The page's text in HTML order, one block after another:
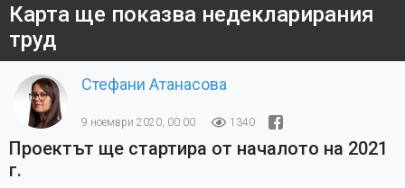
Карта ще показва недекларирания
труд
Стефани Атанасова
9 ноември 2020, 00:00 1340
Проектът ще стартира от началото на 2021
г.